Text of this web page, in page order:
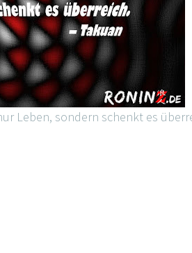
Leben, sondern schenkt es